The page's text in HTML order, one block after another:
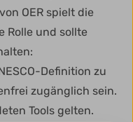
OER spielt die
Rolle und sollte
Definition zu
zugänglich sein.
Tools gelten.